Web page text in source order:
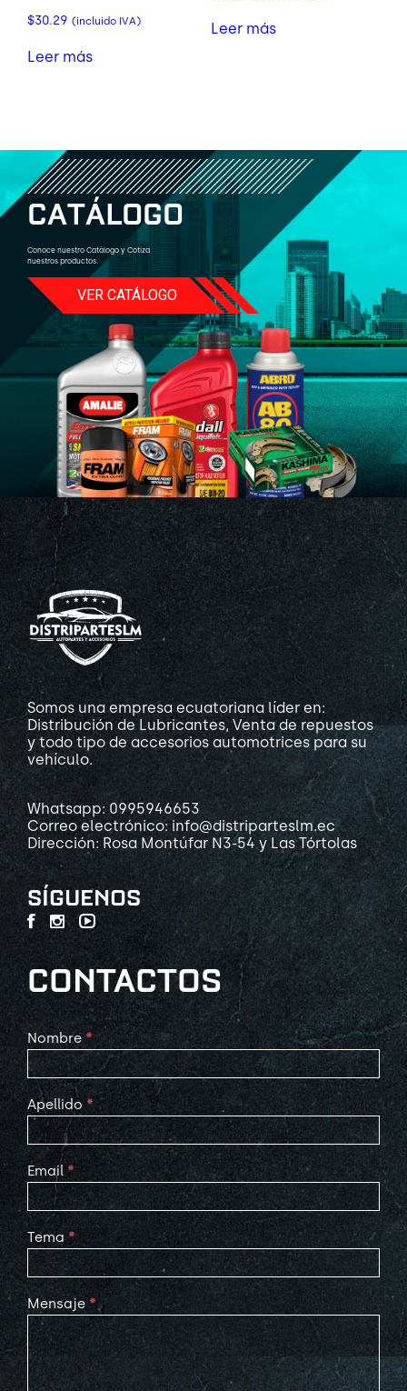
$30.29 (incluido IVA)
Leer más
Leer más
CATÁLOGO
Conoce nuestro Catálogo y Cotiza
nuestros productos.
VER CATÁLOGO
Somos una empresa ecuatoriana líder en:
Distribución de Lubricantes, Venta de repuestos
y todo tipo de accesorios automotrices para su
vehículo.
Whatsapp: 0995946653
Correo electrónico: info@distriparteslm.ec
Dirección: Rosa Montúfar N3-54 y Las Tórtolas
SÍGUENOS
CONTACTOS
Contact
Us
Nombre *
Apellido *
Email *
Tema *
Mensaje *